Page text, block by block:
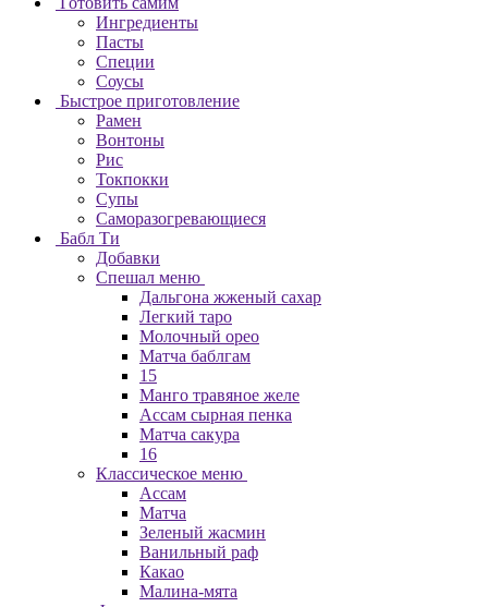
Ингредиенты
Пасты
Специи
Соусы
Быстрое приготовление
Рамен
Вонтоны
Рис
Токпокки
Супы
Саморазогревающиеся
Бабл Ти
Добавки
Спешал меню
Дальгона жженый сахар
Легкий таро
Молочный орео
Матча баблгам
15
Манго травяное желе
Ассам сырная пенка
Матча сакура
16
Классическое меню
Ассам
Матча
Зеленый жасмин
Ванильный раф
Какао
Малина-мята